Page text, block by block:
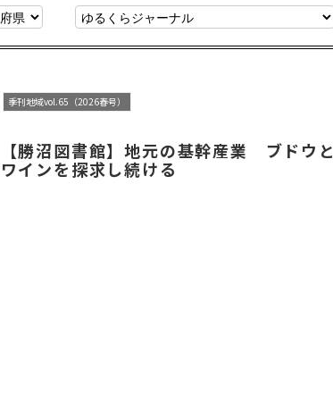
季刊地域vol.65（2026春号）
【勝沼図書館】地元の基幹産業 ブドウと
ワインを探求し続ける